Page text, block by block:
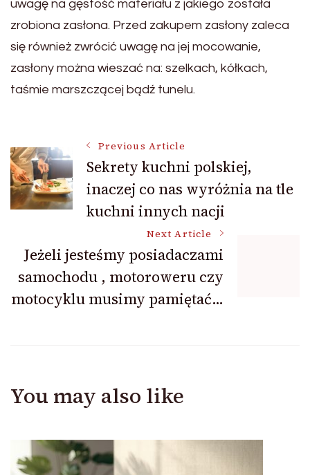
uwagę na gęstość materiału z jakiego została
zrobiona zasłona. Przed zakupem zasłony zaleca
się również zwrócić uwagę na jej mocowanie,
zasłony można wieszać na: szelkach, kółkach,
taśmie marszczącej bądź tunelu.
Post
Navigation
Previous Article
Sekrety kuchni polskiej,
inaczej co nas wyróżnia na tle
kuchni innych nacji
Next Article
Jeżeli jesteśmy posiadaczami
samochodu , motoroweru czy
motocyklu musimy pamiętać…
You may also like